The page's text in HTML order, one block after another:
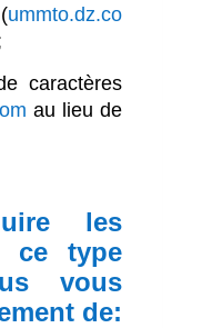
ummto.dz.co
au lieu de
les
ce type
vous
de: